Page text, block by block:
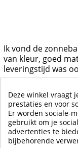
Ik vond de
van kleur, goed
leveringstijd was
MEER WEERGEVEN
Deze winkel vraagt
prestaties en voor
Er worden sociale-
gebruikt om je
advertenties te
bijbehorende